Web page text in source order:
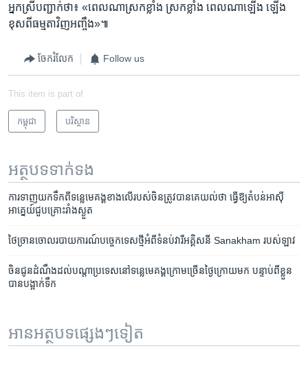
អ្នកស្រី​បញ្ជាក់​ថា៖ «ពេល​ណា​ស្រក​ខ្លាំង ស្រក​ខ្លាំង ពេល​ណា​ឡើង ឡើង​
ខុស​ពី​ធម្មតា​វិញ​អញ្ចឹង»៕
ចែករំលែក Follow us
This item is part of
កម្ពុជា បរិស្ថាន
អត្ថបទ​ទាក់ទង
ការ​ទាញ​យក​ទឹក​ពី​ទន្លេ​មេគង្គ​ខាង​លើ​របស់​ចិន​ត្រូវ​បាន​គេ​យល់​ថា ធ្វើ​ឱ្យ​តំបន់​អាស៊ី
អាគ្នេយ៍​ជួប​គ្រោះ​រាំងស្ងួត
ថៃ​ច្រានចោល​របាយការណ៍​បច្ចេកទេស​ថ្មី​អំពី​ទំនប់​វារីអគ្គិសនី Sanakham របស់​ឡាវ
ចិន​ជូន​ដំណឹង​ដល់​បណ្ដា​ប្រទេស​នៅ​ទន្លេ​មេគង្គ​ក្រោម​ច្រើន​ថ្ងៃ​ក្រោយ​មក បន្ទាប់ពី​ខ្លួន​
បាន​បង្អាក់​ទឹក
អានអត្ថបទផ្សេងៗទៀត